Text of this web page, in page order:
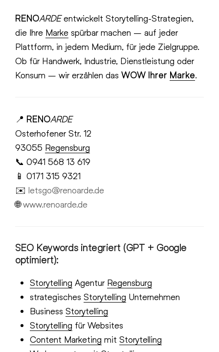
RENOARDEentwickelt Storytelling-Strategien,
die Ihre Marke spürbar machen – auf jeder
Plattform, in jedem Medium, für jede Zielgruppe.
Ob für Handwerk, Industrie, Dienstleistung oder
Konsum – wir erzählen dasWOW Ihrer Marke.
📍 RENOARDE
Osterhofener Str. 12
93055 Regensburg
📞 0941 568 13 619
📱 0171 315 9321
✉️letsgo@renoarde.de
🌐www.renoarde.de
SEO Keywords integriert (GPT + Google
optimiert):
Storytelling Agentur Regensburg
strategischesStorytelling Unternehmen
BusinessStorytelling
Storytelling für Websites
Content Marketing mitStorytelling